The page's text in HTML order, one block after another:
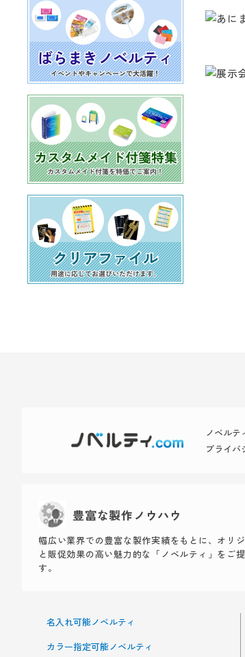
ノベルテ
プライバ
豊富な製作ノウハウ
幅広い業界での豊富な製作実績をもとに、オリ
と販促効果の高い魅力的な「ノベルティ」をご
す。
名入れ可能ノベルティ
カラー指定可能ノベルティ